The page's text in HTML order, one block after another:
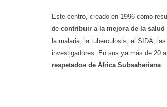
Este centro, creado en 1996 como
de contribuir a la mejora de la salud
la malaria, la tuberculosis, el SIDA,
investigadores. En sus ya más de 20
respetados de África Subsahariana.